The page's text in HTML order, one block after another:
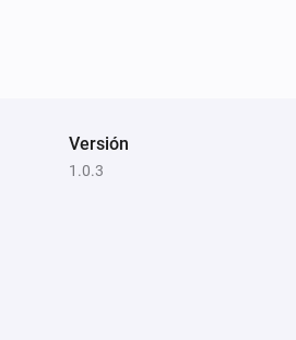
Versión
1.0.3